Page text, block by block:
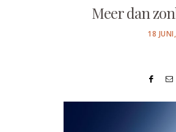
Meer dan
POSTED
18